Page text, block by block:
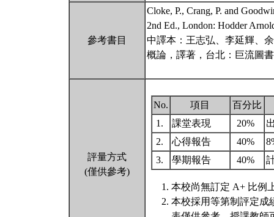
參考書目
Cloke, P., Crang, P. and
2nd Ed., London: Hodder
中譯本：王志弘、李延輝、
概論，譯著，台北：巨流圖
評量方式
(僅供參考)
No. 項目
百分比
1.
課堂表現 20%
2.
心得報告 40%
3.
學期報告 40%
本校尚無訂定 A+ 比例
本校採用等第制評定成